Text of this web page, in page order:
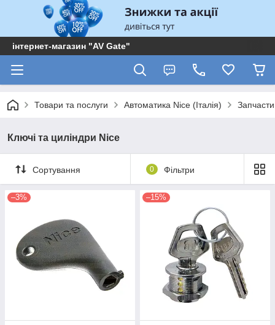
інтернет-магазин "AV Gate"
Товари та послуги Автоматика Nice (Італія)
Ключі та циліндри Nice
Сортування 0 Фільтри
–3% –15%